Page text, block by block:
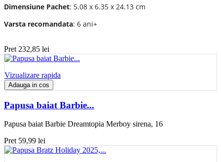
Dimensiune Pachet: 5.08 x 6.35 x 24.13 cm
Varsta recomandata: 6 ani+
Pret 232,85 lei
Vizualizare rapida
Adauga in cos
Papusa baiat Barbie...
Papusa baiat Barbie Dreamtopia Merboy sirena, 16
Pret 59,99 lei